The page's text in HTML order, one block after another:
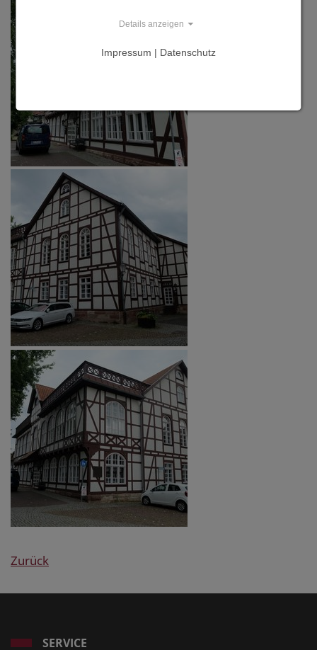
Zurück
SERVICE
Details anzeigen
Impressum | Datenschutz